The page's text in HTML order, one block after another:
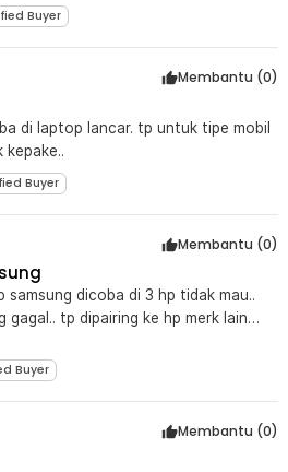
Buyer
Membantu (0)
di laptop lancar. tp untuk tipe mobil
kepake..
Buyer
Membantu (0)
samsung dicoba di 3 hp tidak mau..
gagal.. tp dipairing ke hp merk lain
normal.. mantap..
Buyer
Membantu (0)